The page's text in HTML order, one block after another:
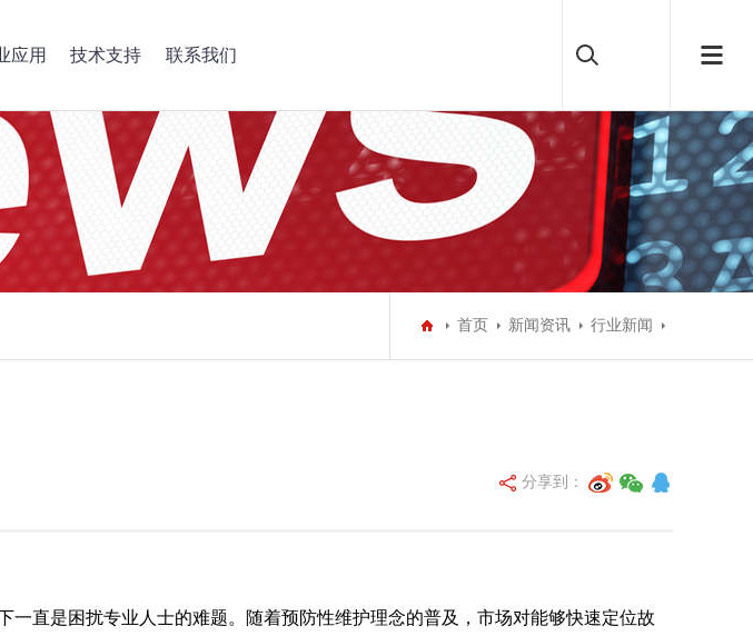
应用 技术支持 联系我们
首页 新闻资讯 行业新闻
分享到：
直是困扰专业人士的难题。随着预防性维护理念的普及，市场对能够快速定位故